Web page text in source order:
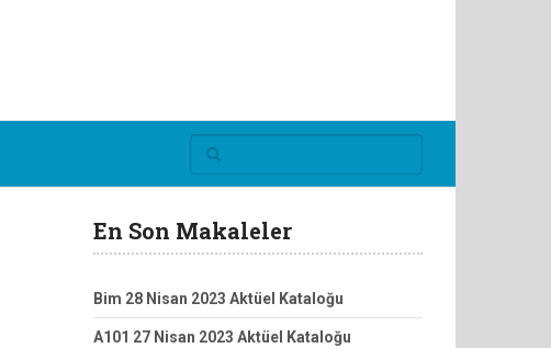
En Son Makaleler
Bim 28 Nisan 2023 Aktüel Kataloğu
A101 27 Nisan 2023 Aktüel Kataloğu